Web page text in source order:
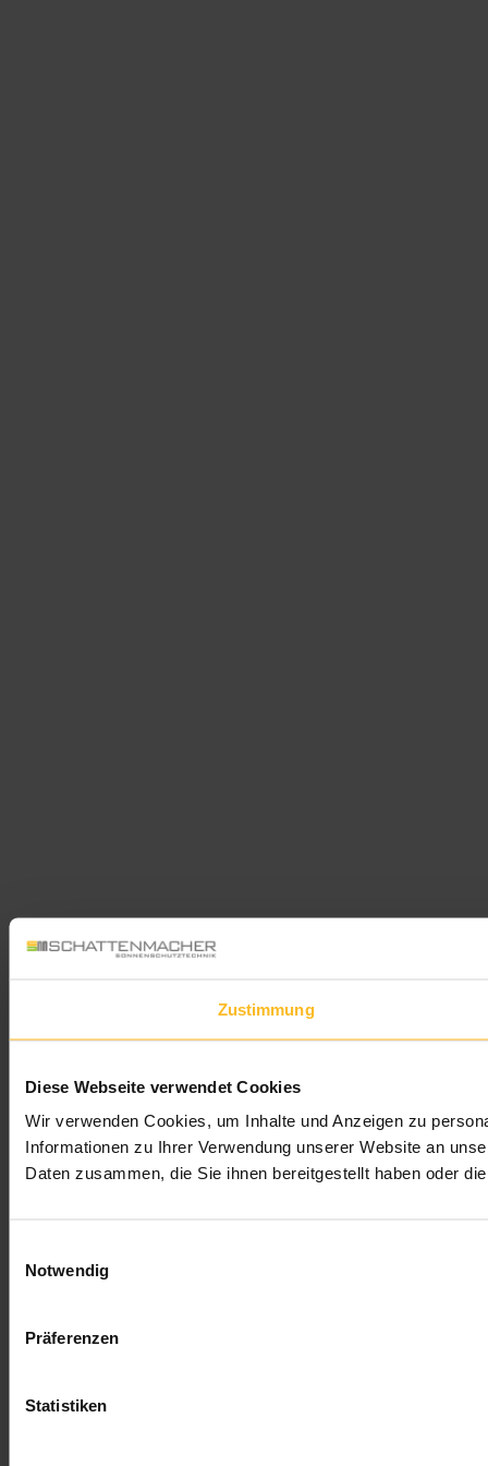
Zustimmung
Diese Webseite verwendet Cookies
Wir verwenden Cookies, um Inhalte und Anzeigen zu
Informationen zu Ihrer Verwendung unserer Website an
Daten zusammen, die Sie ihnen bereitgestellt haben oder
Notwendig
Präferenzen
Statistiken